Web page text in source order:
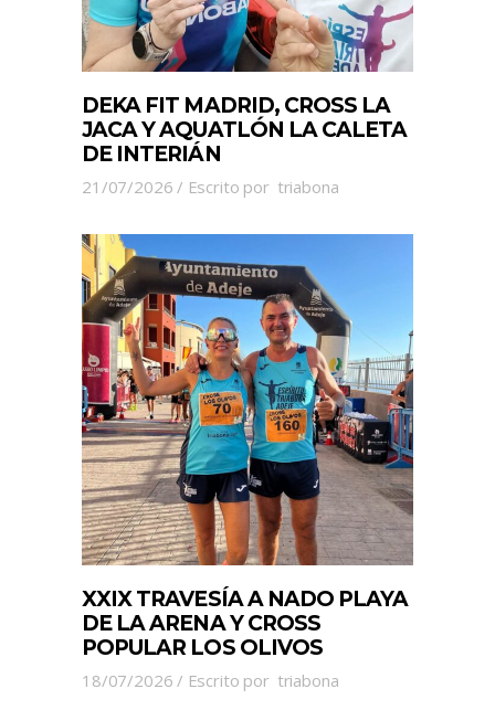
DEKA FIT MADRID, CROSS LA
JACA Y AQUATLÓN LA CALETA
DE INTERIÁN
21/07/2026 Escrito por triabona
XXIX TRAVESÍA A NADO PLAYA
DE LA ARENA Y CROSS
POPULAR LOS OLIVOS
18/07/2026 Escrito por triabona